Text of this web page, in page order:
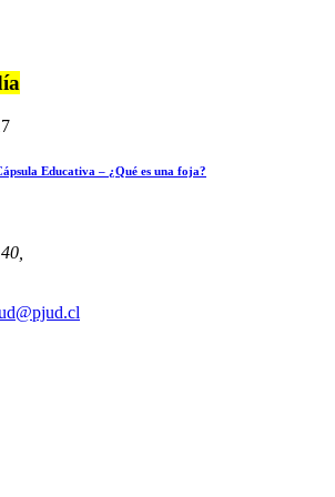
Educativa – ¿Qué es una foja?